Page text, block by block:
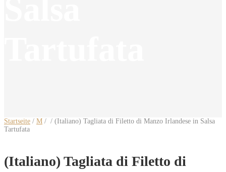
Startseite / M / / (Italiano) Tagliata di Filetto di Manzo Irlandese in Salsa
Tartufata
(Italiano) Tagliata di Filetto di